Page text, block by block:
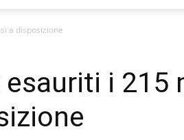
a disposizione
i 215